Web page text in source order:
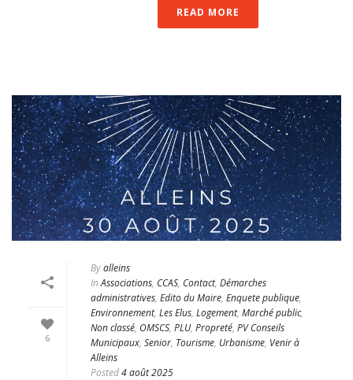
READ MORE
6
Byalleins
In Associations, CCAS, Contact, Démarches
administratives, Edito du Maire, Enquete publique,
Environnement, Les Elus, Logement, Marché public,
Non classé, OMSCS, PLU, Propreté, PV Conseils
Municipaux, Senior, Tourisme, Urbanisme, Venir à
Alleins
Posted4 août 2025